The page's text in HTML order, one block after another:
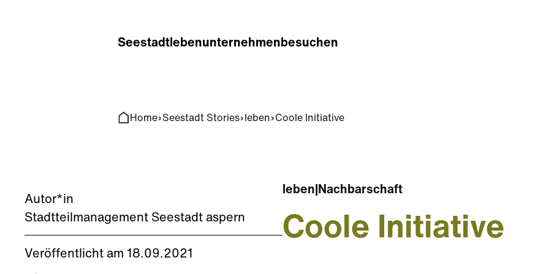
Seestadtlebenunternehmenbesuchen
Home Seestadt Stories leben Coole Initiative
Autor*in
Stadtteilmanagement Seestadt aspern
Veröffentlicht am 18.09.2021
leben Nachbarschaft
Coole Initiative